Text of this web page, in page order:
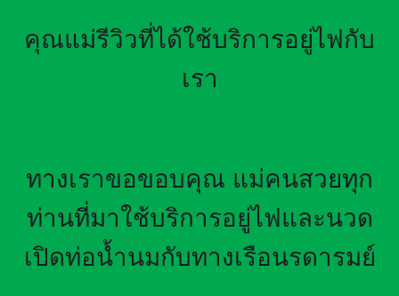
คุณแม่รีวิวที่ได้ใช้บริการอยู่ไฟกับ
เรา
ทางเราขอขอบคุณ แม่คนสวยทุก
ท่านที่มาใช้บริการอยู่ไฟและนวด
เปิดท่อน้ำนมกับทางเรือนรดารมย์